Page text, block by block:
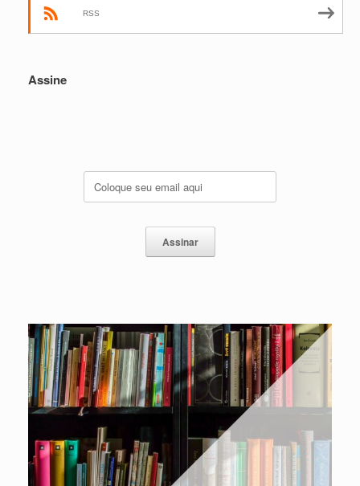
RSS
Assine